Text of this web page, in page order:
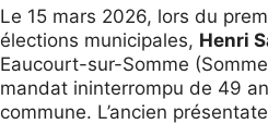
Le 15 mars 2026, lors du
élections municipales, Henri
Eaucourt-sur-Somme
mandat ininterrompu de 49
commune. L’ancien